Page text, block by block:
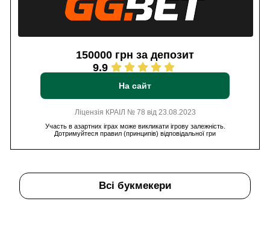
150000 грн за депозит
9.9
На сайт
Ліцензія КРАІЛ № 78 від 23.08.2023
Участь в азартних іграх може викликати ігрову залежність.
Дотримуйтеся правил (принципів) відповідальної гри
Всі букмекери